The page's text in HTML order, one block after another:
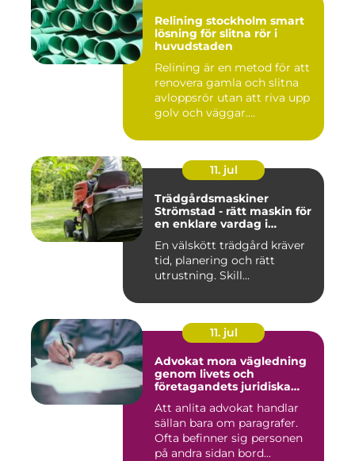
Relining stockholm smart
lösning för slitna rör i
huvudstaden
Relining är en metod för att
renovera gamla och slitna
avloppsrör utan att riva upp
golv och väggar....
11. jul
Trädgårdsmaskiner
Strömstad - rätt maskin för
en enklare vardag i
En välskött trädgård kräver
tid, planering och rätt
utrustning. Skill...
11. jul
Advokat mora vägledning
genom livets och
företagandets juridiska
Att anlita advokat handlar
sällan bara om paragrafer.
Ofta befinner sig personen
på andra sidan bord...